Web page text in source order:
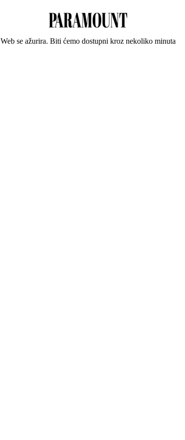
Web se ažurira. Biti ćemo dostupni kroz nekoliko minuta